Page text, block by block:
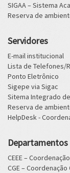
SIGAA – Sistema
Reserva de
Servidores
E-mail institucional
Lista de Telefones/
Ponto Eletrônico
Sigepe via Sigac
Sitema Integrado
Reserva de
HelpDesk -
Departamentos
CEEE –
CGE –